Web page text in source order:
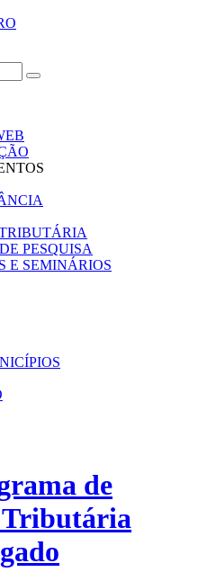
PESQUISA
E SEMINÁRIOS
de
Tributária